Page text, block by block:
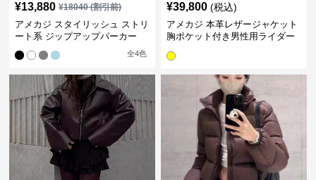
¥13,880 ¥18040(割引前)
アメカジ スタイリッシュ ストリ
ート系 ジップアップパーカー
全4色
¥39,800 (税込)
アメカジ 本革レザージャケット
胸ポケット付き男性用ライダー